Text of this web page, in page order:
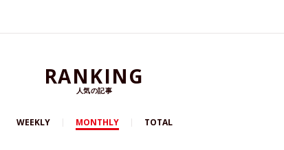
RANKING
人気の記事
WEEKLY MONTHLY TOTAL